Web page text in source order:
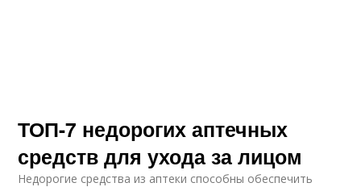
ТОП-7 недорогих аптечных
средств для ухода за лицом
Недорогие средства из аптеки способны обеспечить